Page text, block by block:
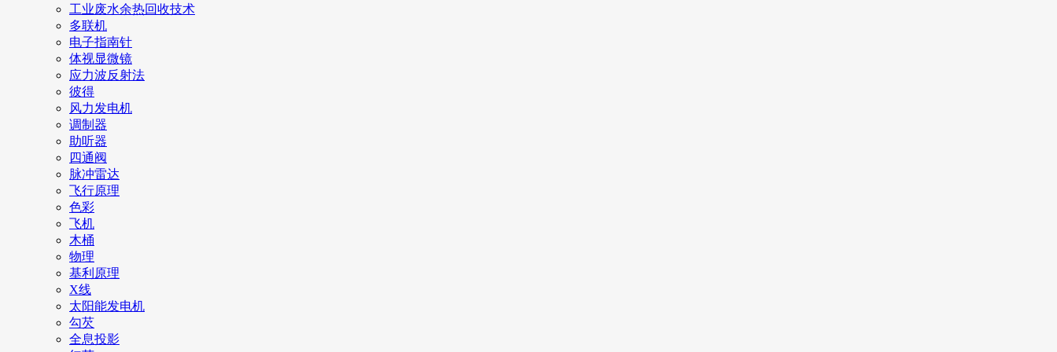
工业废水余热回收技术
多联机
电子指南针
体视显微镜
应力波反射法
彼得
风力发电机
调制器
助听器
四通阀
脉冲雷达
飞行原理
色彩
飞机
木桶
物理
基利原理
X线
太阳能发电机
勾芡
全息投影